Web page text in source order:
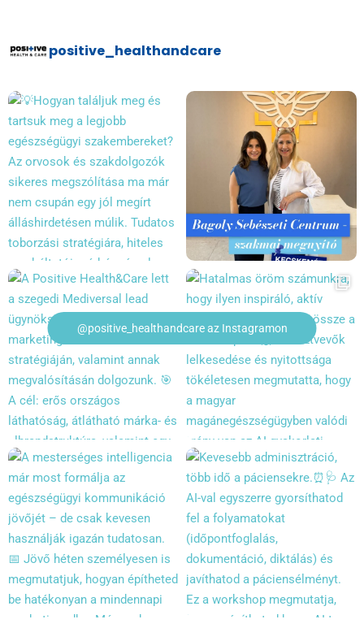
@positive_healthandcare az Instagramon
positive_healthandcare